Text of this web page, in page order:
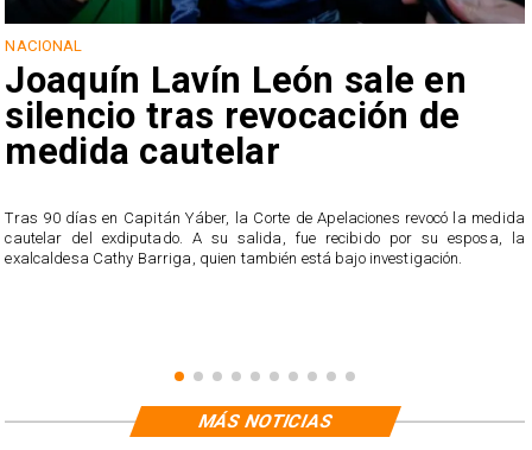
NACIONAL
Joaquín Lavín León sale en
silencio tras revocación de
medida cautelar
Tras 90 días en Capitán Yáber, la Corte de Apelaciones revocó la medida
cautelar del exdiputado. A su salida, fue recibido por su esposa, la
exalcaldesa Cathy Barriga, quien también está bajo investigación.
MÁS NOTICIAS